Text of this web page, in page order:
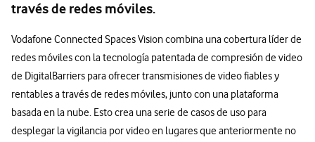
través de redes móviles.
Vodafone Connected Spaces Vision combina una cobertura líder de
redes móviles con la tecnología patentada de compresión de video
de DigitalBarriers para ofrecer transmisiones de video fiables y
rentables a través de redes móviles, junto con una plataforma
basada en la nube. Esto crea una serie de casos de uso para
desplegar la vigilancia por video en lugares que anteriormente no